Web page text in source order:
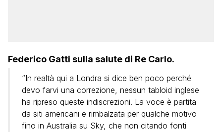
Federico Gatti sulla salute di Re Carlo.
“In realtà qui a Londra si dice ben poco perché
devo farvi una correzione, nessun tabloid inglese
ha ripreso queste indiscrezioni. La voce è partita
da siti americani e rimbalzata per qualche motivo
fino in Australia su Sky, che non citando fonti